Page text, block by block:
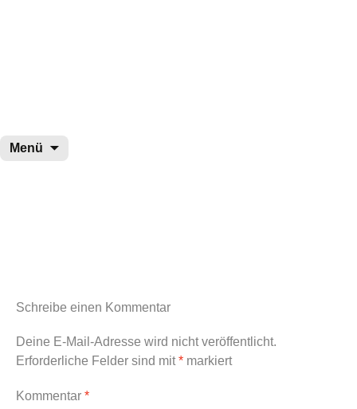
Menü
Schreibe einen Kommentar
Deine E-Mail-Adresse wird nicht veröffentlicht.
Erforderliche Felder sind mit* markiert
Kommentar *